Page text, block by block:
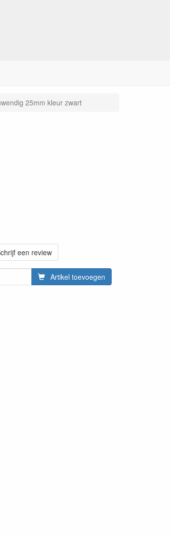
25mm kleur zwart
een review
Artikel toevoegen